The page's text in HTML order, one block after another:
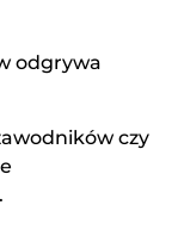
odgrywa
czy